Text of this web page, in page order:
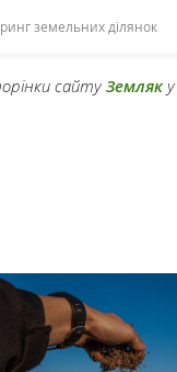
земельних ділянок
сайтуЗемляку